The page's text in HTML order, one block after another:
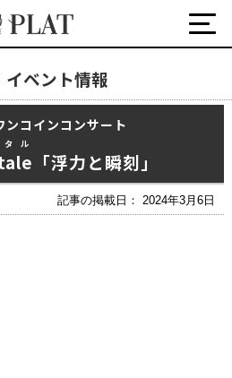
イベント情報
ンコインコンサート
ル
「浮力と瞬刻」
記事の掲載日： 2024年3月6日
情報
ど
サポートなど